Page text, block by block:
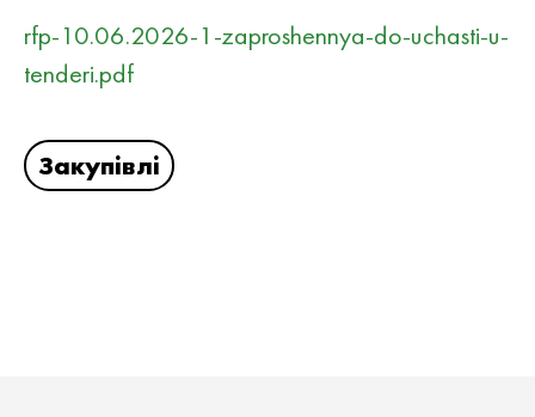
rfp-10.06.2026-1-zaproshennya-do-uchasti-u-
tenderi.pdf
Закупівлі